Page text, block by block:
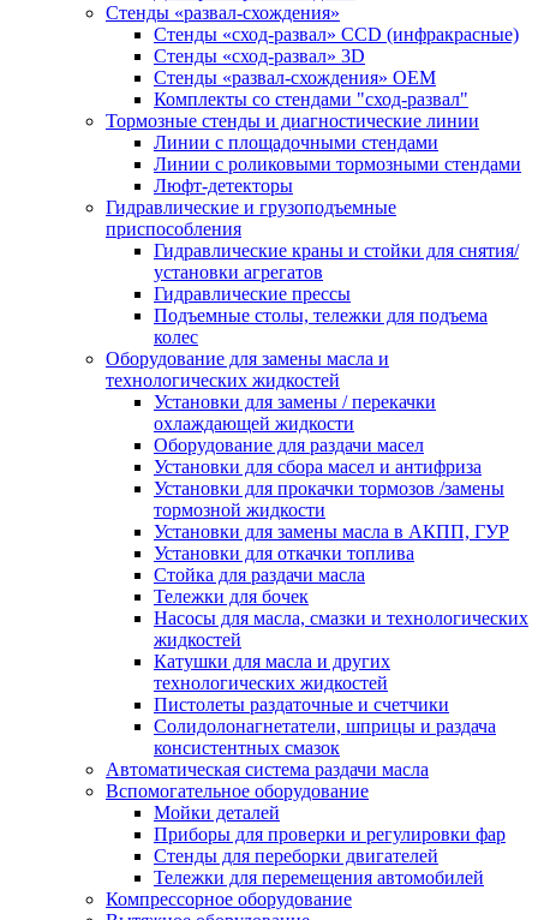
Стенды «развал-схождения»
Стенды «сход-развал» CCD (инфракрасные)
Стенды «сход-развал» 3D
Стенды «развал-схождения» ОЕМ
Комплекты со стендами "сход-развал"
Тормозные стенды и диагностические линии
Линии с площадочными стендами
Линии с роликовыми тормозными стендами
Люфт-детекторы
Гидравлические и грузоподъемные
приспособления
Гидравлические краны и стойки для снятия/
установки агрегатов
Гидравлические прессы
Подъемные столы, тележки для подъема
колес
Оборудование для замены масла и
технологических жидкостей
Установки для замены / перекачки
охлаждающей жидкости
Оборудование для раздачи масел
Установки для сбора масел и антифриза
Установки для прокачки тормозов /замены
тормозной жидкости
Установки для замены масла в АКПП, ГУР
Установки для откачки топлива
Стойка для раздачи масла
Тележки для бочек
Насосы для масла, смазки и технологических
жидкостей
Катушки для масла и других
технологических жидкостей
Пистолеты раздаточные и счетчики
Солидолонагнетатели, шприцы и раздача
консистентных смазок
Автоматическая система раздачи масла
Вспомогательное оборудование
Мойки деталей
Приборы для проверки и регулировки фар
Стенды для переборки двигателей
Тележки для перемещения автомобилей
Компрессорное оборудование